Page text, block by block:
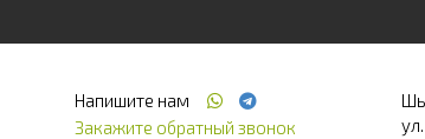
Напишите нам
Закажите обратный звонок